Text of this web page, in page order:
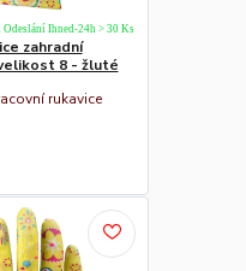
zahradní
8 - žluté
rukavice
Odeslání Ihned-24h > 30 Ks